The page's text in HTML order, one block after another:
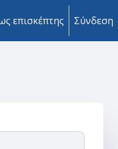
επισκέπτης Σύνδεση